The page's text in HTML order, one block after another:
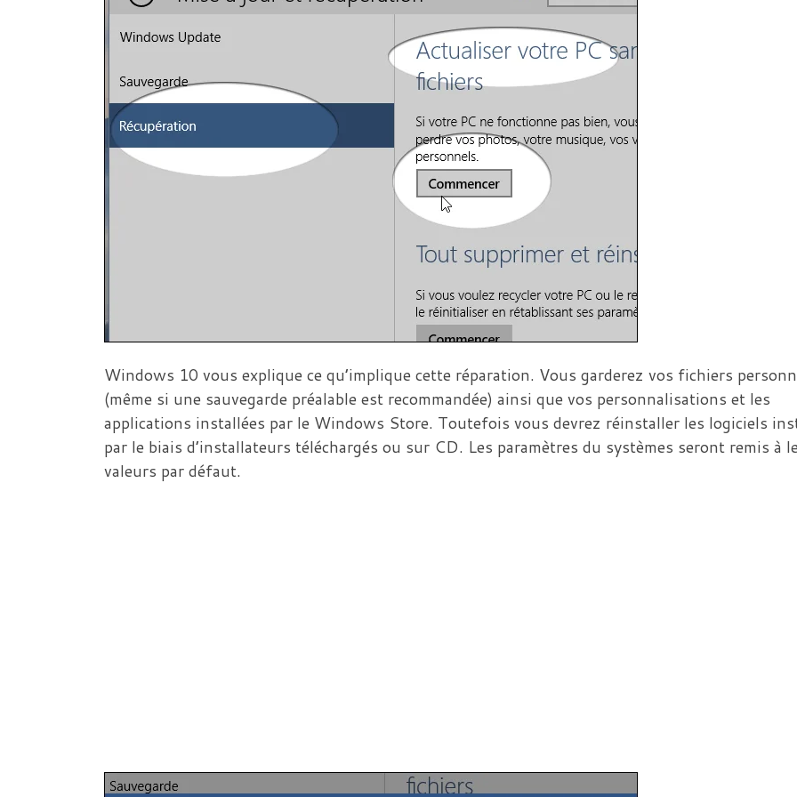
Windows 10 vous explique ce qu’implique cette réparation. Vous garderez vos fichiers
(même si une sauvegarde préalable est recommandée) ainsi que vos personnalisations et les
applications installées par le Windows Store. Toutefois vous devrez réinstaller les logiciels
par le biais d’installateurs téléchargés ou sur CD. Les paramètres du systèmes seront remis à
valeurs par défaut.